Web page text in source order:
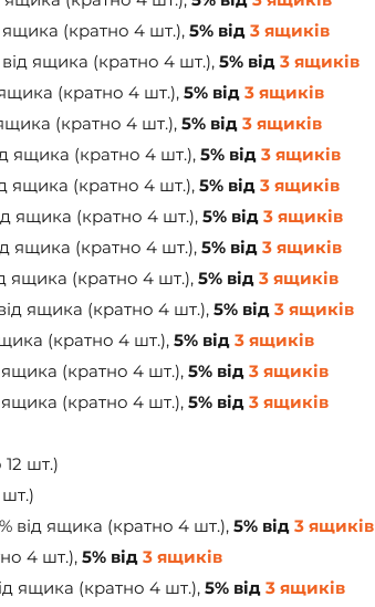
ящика (кратно 4 шт.), 5% від 3 ящиків
ящика (кратно 4 шт.), 5% від 3 ящиків
(кратно 4 шт.), 5% від 3 ящиків
(кратно 4 шт.), 5% від 3 ящиків
ящика (кратно 4 шт.), 5% від 3 ящиків
ящика (кратно 4 шт.), 5% від 3 ящиків
ящика (кратно 4 шт.), 5% від 3 ящиків
ящика (кратно 4 шт.), 5% від 3 ящиків
ящика (кратно 4 шт.), 5% від 3 ящиків
ящика (кратно 4 шт.), 5% від 3 ящиків
(кратно 4 шт.), 5% від 3 ящиків
(кратно 4 шт.), 5% від 3 ящиків
(кратно 4 шт.), 5% від 3 ящиків
шт.)
від ящика (кратно 4 шт.), 5% від 3 ящиків
4 шт.), 5% від 3 ящиків
ящика (кратно 4 шт.), 5% від 3 ящиків